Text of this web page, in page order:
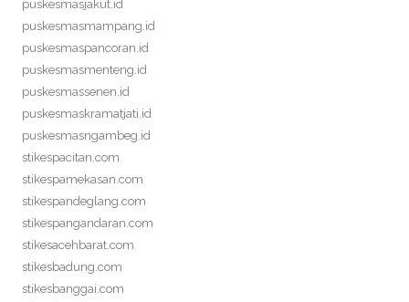
puskesmasjakut.id
puskesmasmampang.id
puskesmaspancoran.id
puskesmasmenteng.id
puskesmassenen.id
puskesmaskramatjati.id
puskesmasngambeg.id
stikespacitan.com
stikespamekasan.com
stikespandeglang.com
stikespangandaran.com
stikesacehbarat.com
stikesbadung.com
stikesbanggai.com